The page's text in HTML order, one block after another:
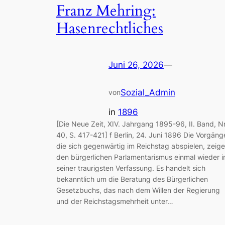
Franz Mehring:
Hasenrechtliches
Juni 26, 2026—
vonSozial_Admin
in 1896
[Die Neue Zeit, XIV. Jahrgang 1895-96, II. Band,
40, S. 417-421] f Berlin, 24. Juni 1896 Die
die sich gegenwärtig im Reichstag abspielen,
den bürgerlichen Parlamentarismus einmal wieder
seiner traurigsten Verfassung. Es handelt sich
bekanntlich um die Beratung des Bürgerlichen
Gesetzbuchs, das nach dem Willen der Regierung
und der Reichstagsmehrheit unter…